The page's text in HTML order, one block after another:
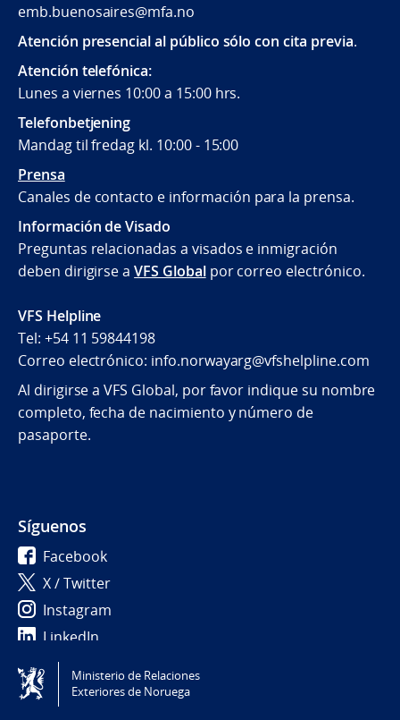
emb.buenosaires@mfa.no
Atención presencial al público sólo con cita previa.
Atención telefónica:
Lunes a viernes 10:00 a 15:00 hrs.
Telefonbetjening
Mandag til fredag kl. 10:00 - 15:00
Prensa
Canales de contacto e información para la prensa.
Información de Visado
Preguntas relacionadas a visados e inmigración
deben dirigirse aVFS Globalpor correo electrónico.
VFS Helpline
Tel: +54 11 59844198
Correo electrónico: info.norwayarg@vfshelpline.com
Al dirigirse a VFS Global, por favor indique su nombre
completo, fecha de nacimiento y número de
pasaporte.
Síguenos
Facebook
X / Twitter
Instagram
LinkedIn
Tilgjengelighetserklæring / Accessibility statement
(NO)
Ministerio de Relaciones
Exteriores de Noruega